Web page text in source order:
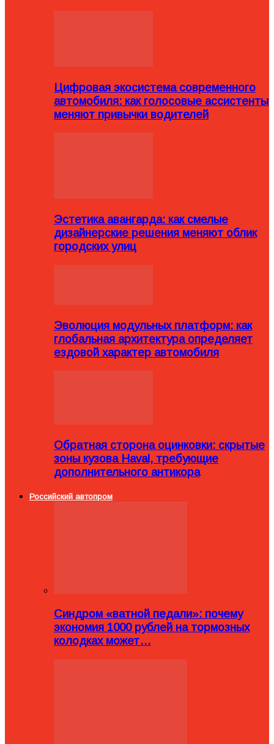
Цифровая экосистема современного
автомобиля: как голосовые ассистенты
меняют привычки водителей
Эстетика авангарда: как смелые
дизайнерские решения меняют облик
городских улиц
Эволюция модульных платформ: как
глобальная архитектура определяет
ездовой характер автомобиля
Обратная сторона оцинковки: скрытые
зоны кузова Haval, требующие
дополнительного антикора
Российский автопром
Синдром «ватной педали»: почему
экономия 1000 рублей на тормозных
колодках может…